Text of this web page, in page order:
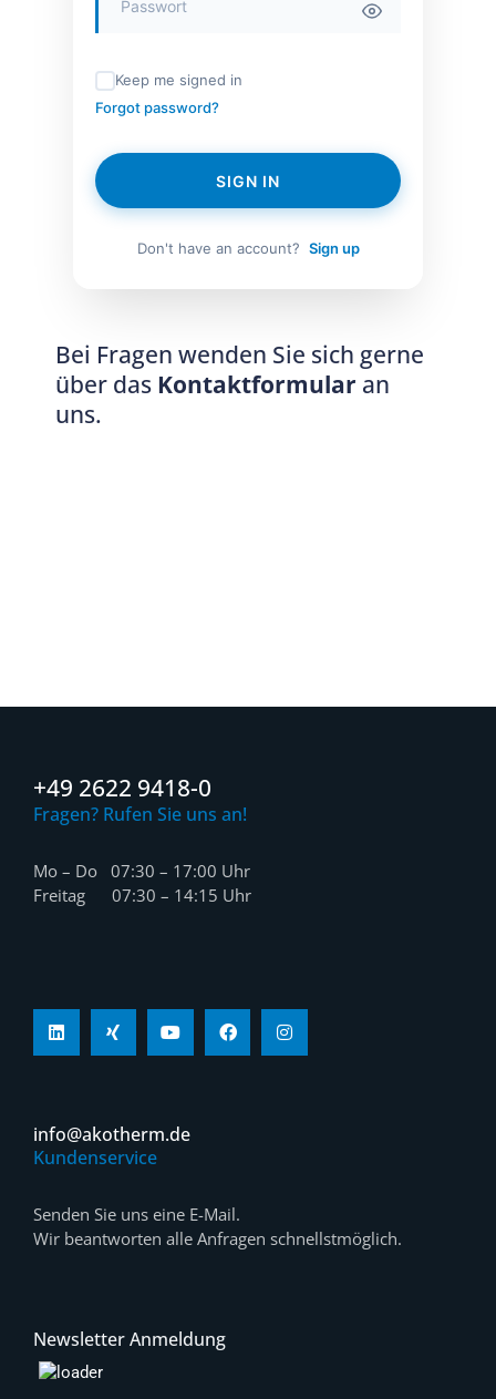
Keep me signed in
Forgot password?
SIGN IN
Don't have an account? Sign up
Bei Fragen wenden Sie sich gerne
über das Kontaktformular an
uns.
+49 2622 9418-0
Fragen? Rufen Sie uns an!
Mo – Do 07:30 – 17:00 Uhr
Freitag 07:30 – 14:15 Uhr
info@akotherm.de
Kundenservice
Senden Sie uns eine E-Mail.
Wir beantworten alle Anfragen schnellstmöglich.
Newsletter Anmeldung